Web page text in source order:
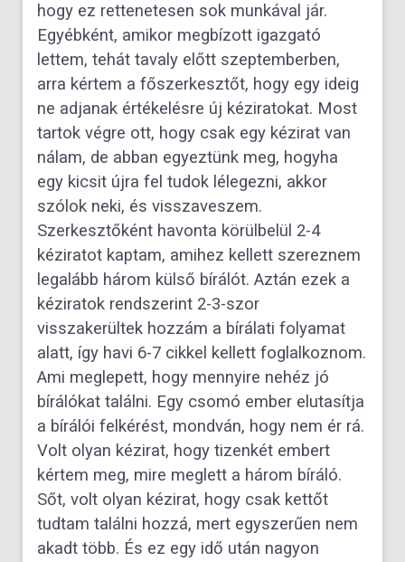
hogy ez rettenetesen sok munkával jár.
Egyébként, amikor megbízott igazgató
lettem, tehát tavaly előtt szeptemberben,
arra kértem a főszerkesztőt, hogy egy ideig
ne adjanak értékelésre új kéziratokat. Most
tartok végre ott, hogy csak egy kézirat van
nálam, de abban egyeztünk meg, hogyha
egy kicsit újra fel tudok lélegezni, akkor
szólok neki, és visszaveszem.
Szerkesztőként havonta körülbelül 2-4
kéziratot kaptam, amihez kellett szereznem
legalább három külső bírálót. Aztán ezek a
kéziratok rendszerint 2-3-szor
visszakerültek hozzám a bírálati folyamat
alatt, így havi 6-7 cikkel kellett foglalkoznom.
Ami meglepett, hogy mennyire nehéz jó
bírálókat találni. Egy csomó ember elutasítja
a bírálói felkérést, mondván, hogy nem ér rá.
Volt olyan kézirat, hogy tizenkét embert
kértem meg, mire meglett a három bíráló.
Sőt, volt olyan kézirat, hogy csak kettőt
tudtam találni hozzá, mert egyszerűen nem
akadt több. És ez egy idő után nagyon